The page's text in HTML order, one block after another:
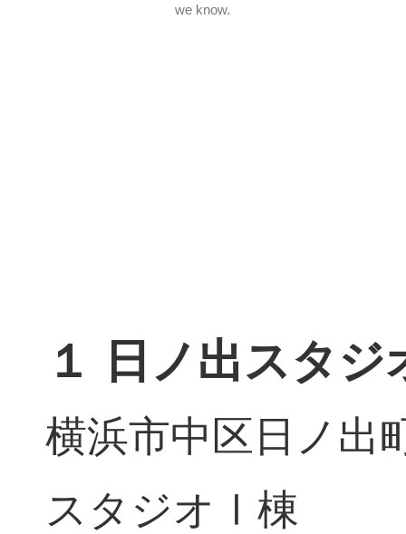
１ 日ノ出スタジ
横浜市中区日ノ
スタジオⅠ棟